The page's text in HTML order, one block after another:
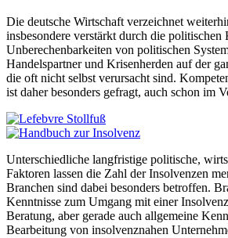
Die deutsche Wirtschaft verzeichnet
insbesondere verstärkt durch die politischen
Unberechenbarkeiten von politischen
Handelspartner und Krisenherden auf der
die oft nicht selbst verursacht sind.
ist daher besonders gefragt, auch schon im
Unterschiedliche langfristige politische,
Faktoren lassen die Zahl der Insolvenzen
Branchen sind dabei besonders betroffen.
Kenntnisse zum Umgang mit einer
Beratung, aber gerade auch allgemeine
Bearbeitung von insolvenznahen